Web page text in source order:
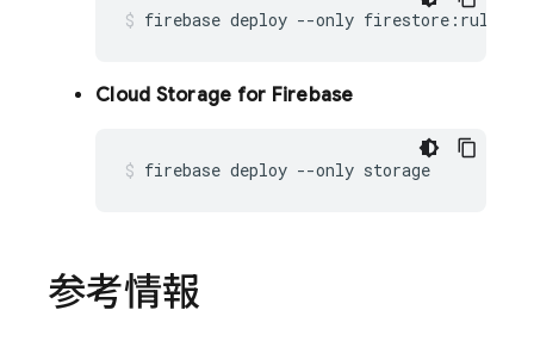
firebase deploy --only firestore:rules
Cloud Storage for Firebase
firebase deploy --only storage
参考情報